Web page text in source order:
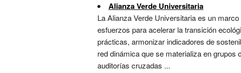
Alianza Verde Universitaria
La Alianza Verde Universitaria es un
esfuerzos para acelerar la transición
prácticas, armonizar indicadores de
red dinámica que se materializa en
auditorías cruzadas ...